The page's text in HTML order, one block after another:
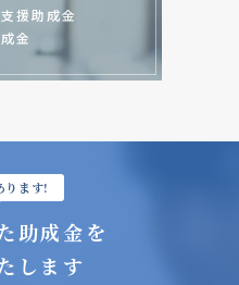
援助成金
金
ります!
助成金を
します